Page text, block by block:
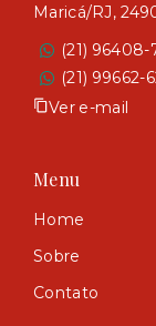
Maricá/RJ,
(21) 96408-
(21) 99662-
Ver e-mail
Menu
Home
Sobre
Contato